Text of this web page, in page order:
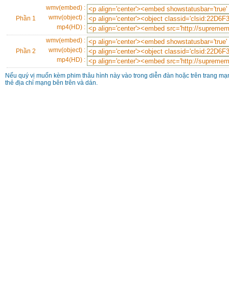
Phần 1
wmv(embed) :
wmv(object) :
mp4(HD) :
Phần 2
wmv(embed) :
wmv(object) :
mp4(HD) :
Nếu quý vị muốn kèm phim thâu hình này vào trong diễn đàn hoặc trên trang
thẻ địa chỉ mạng bên trên và dán.